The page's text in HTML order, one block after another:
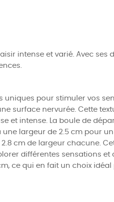
intense et varié. Avec ses
pour stimuler vos
surface nervurée. Cette
et intense. La boule de
largeur de 2.5 cm pour
cm de largeur chacune.
différentes sensations et
ce qui en fait un choix idéal